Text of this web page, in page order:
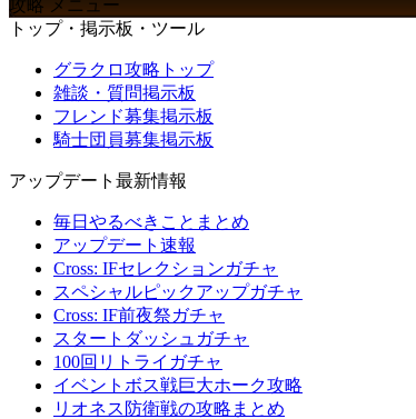
攻略 メニュー
トップ・掲示板・ツール
グラクロ攻略トップ
雑談・質問掲示板
フレンド募集掲示板
騎士団員募集掲示板
アップデート最新情報
毎日やるべきことまとめ
アップデート速報
Cross: IFセレクションガチャ
スペシャルピックアップガチャ
Cross: IF前夜祭ガチャ
スタートダッシュガチャ
100回リトライガチャ
イベントボス戦巨大ホーク攻略
リオネス防衛戦の攻略まとめ